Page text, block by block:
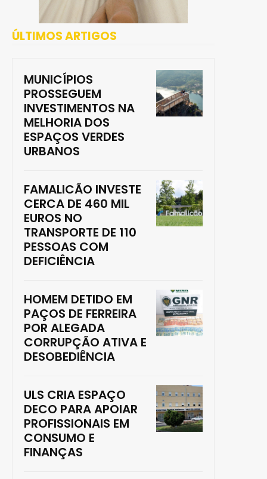
ÚLTIMOS ARTIGOS
MUNICÍPIOS
PROSSEGUEM
INVESTIMENTOS NA
MELHORIA DOS
ESPAÇOS VERDES
URBANOS
FAMALICÃO INVESTE
CERCA DE 460 MIL
EUROS NO
TRANSPORTE DE 110
PESSOAS COM
DEFICIÊNCIA
HOMEM DETIDO EM
PAÇOS DE FERREIRA
POR ALEGADA
CORRUPÇÃO ATIVA E
DESOBEDIÊNCIA
ULS CRIA ESPAÇO
DECO PARA APOIAR
PROFISSIONAIS EM
CONSUMO E
FINANÇAS